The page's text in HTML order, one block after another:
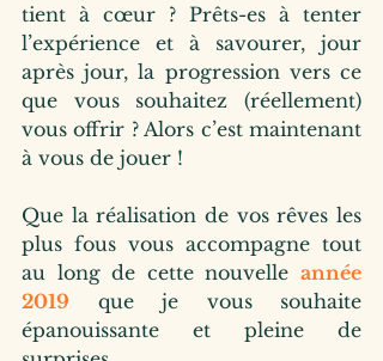
tient à cœur ? Prêts-es à tenter
l’expérience et à savourer, jour
après jour, la progression vers ce
que vous souhaitez (réellement)
vous offrir ? Alors c’est maintenant
à vous de jouer !
Que la réalisation de vos rêves les
plus fous vous accompagne tout
au long de cette nouvelle année
2019 que je vous souhaite
épanouissante et pleine de